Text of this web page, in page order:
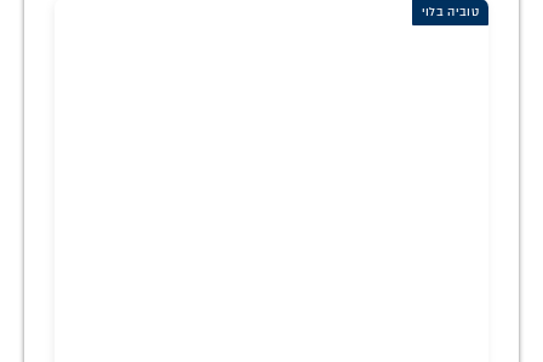
טוביה בלוי